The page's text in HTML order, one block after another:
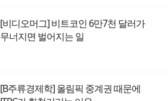
[비디오머그] 비트코인 6만7천 달러가
무너지면 벌어지는 일
[B주류경제학] 올림픽 중계권 때문에